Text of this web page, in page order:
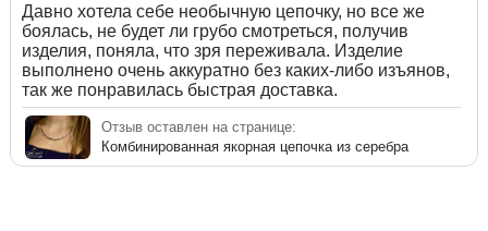
Давно хотела себе необычную цепочку, но все же
боялась, не будет ли грубо смотреться, получив
изделия, поняла, что зря переживала. Изделие
выполнено очень аккуратно без каких-либо изъянов,
так же понравилась быстрая доставка.
Отзыв оставлен на странице:
Комбинированная якорная цепочка из серебра